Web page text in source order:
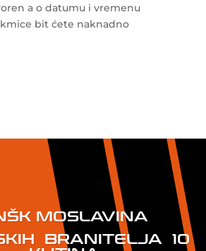
a o datumu i vremenu
bit ćete naknadno
MOSLAVINA
BRANITELJA 10